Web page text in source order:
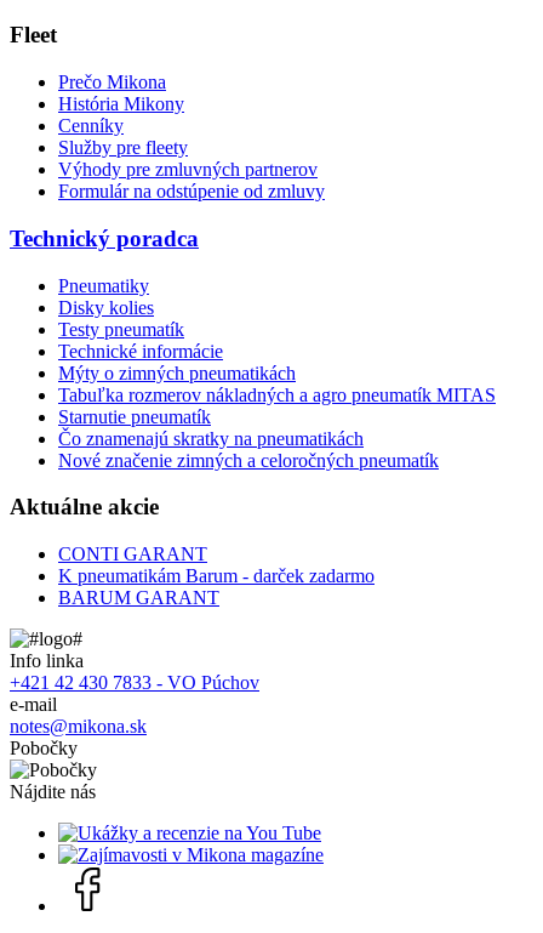
Fleet
Prečo Mikona
História Mikony
Cenníky
Služby pre fleety
Výhody pre zmluvných partnerov
Formulár na odstúpenie od zmluvy
Technický poradca
Pneumatiky
Disky kolies
Testy pneumatík
Technické informácie
Mýty o zimných pneumatikách
Tabuľka rozmerov nákladných a agro pneumatík MITAS
Starnutie pneumatík
Čo znamenajú skratky na pneumatikách
Nové značenie zimných a celoročných pneumatík
Aktuálne akcie
CONTI GARANT
K pneumatikám Barum - darček zadarmo
BARUM GARANT
Info linka
+421 42 430 7833 - VO Púchov
e-mail
notes@mikona.sk
Pobočky
Nájdite nás